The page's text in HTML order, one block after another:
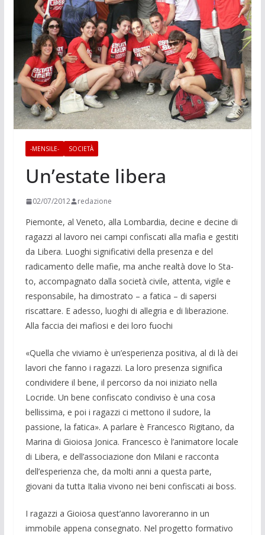
-MENSILE- SOCIETÀ
Un’estate libera
02/07/2012 redazione
Piemon­te, al Veneto, alla Lombardia, decine e decine di
ragazzi al lavoro nei cam­pi confiscati alla mafia e gestiti
da Libera. Luoghi signifi­cativi della presen­za e del
radicamento delle mafie, ma anche realtà dove lo Sta­
to, accompa­gnato dalla società civile, at­tenta, vigile e
responsabile, ha dimostra­to – a fatica – di sapersi
riscattare. E adesso, luoghi di allegria e di liberazione.
Alla faccia dei mafiosi e dei loro fuochi
«Quella che viviamo è un’esperienza positiva, al di là dei
lavori che fanno i ra­gazzi. La loro presenza significa
condivi­dere il bene, il percorso da noi iniziato nella
Locride. Un bene confiscato condi­viso è una cosa
bellissima, e poi i ragazzi ci mettono il sudore, la
passione, la fati­ca». A parlare è Francesco Rigitano, da
Marina di Gioiosa Jonica. Francesco è l’animatore locale
di Libera, e dell’asso­ciazione don Milani e racconta
dell’espe­rienza che, da molti anni a questa parte,
giovani da tutta Italia vivono nei beni confiscati ai boss.
I ragazzi a Gioiosa quest’anno lavore­ranno in un
immobile appena consegna­to. Nel progetto forma­tivo